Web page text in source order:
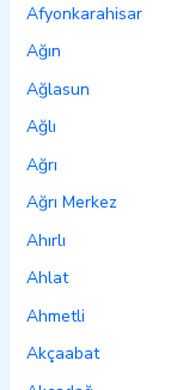
Afyonkarahisar
Ağın
Ağlasun
Ağlı
Ağrı
Ağrı Merkez
Ahırlı
Ahlat
Ahmetli
Akçaabat